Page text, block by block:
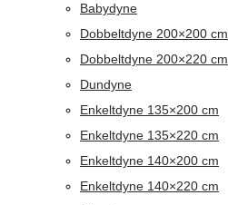
Babydyne
Dobbeltdyne 200×200 cm
Dobbeltdyne 200×220 cm
Dundyne
Enkeltdyne 135×200 cm
Enkeltdyne 135×220 cm
Enkeltdyne 140×200 cm
Enkeltdyne 140×220 cm